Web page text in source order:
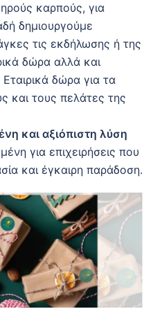
καρπούς, για
δημιουργούμε
τις εκδήλωσης ή της
δώρα αλλά και
δώρα για τα
και τους πελάτες της
και αξιόπιστη λύση
για επιχειρήσεις που
και έγκαιρη παράδοση.